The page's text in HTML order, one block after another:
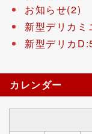
お知らせ(2)
新型デリカミ
新型デリカ
カレンダー